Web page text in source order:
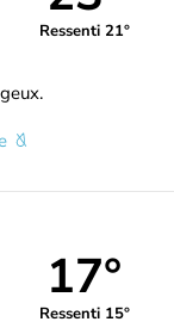
Ressenti 21°
17°
Ressenti 15°